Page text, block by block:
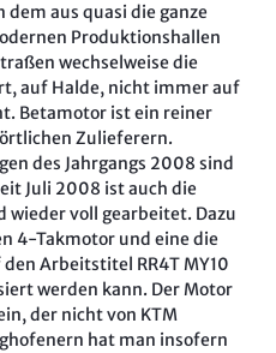
aus quasi die ganze
Produktionshallen
wechselweise die
auf Halde, nicht immer auf
Betamotor ist ein reiner
Zulieferern.
des Jahrgangs 2008 sind
Juli 2008 ist auch die
wieder voll gearbeitet. Dazu
4-Takmotor und eine die
Arbeitstitel RR4T MY10
werden kann. Der Motor
der nicht von KTM
hat man insofern